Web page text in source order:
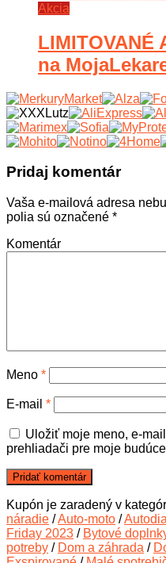
Akcia
LIMITOVANÉ
na
Pridaj komentár
Vaša e-mailová adresa
polia sú označené *
Komentár
Meno *
E-mail *
Uložiť moje meno, e-
prehliadači pre moje
Kupón je zaradený v
náradie /Auto-moto /
Friday 2023 / Bytové
potreby / Dom a záhrada /